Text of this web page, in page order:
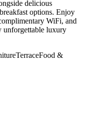
delicious
options. Enjoy
WiFi, and
unforgettable luxury
TerraceFood &